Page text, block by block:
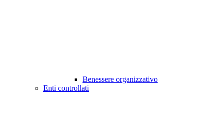
Benessere organizzativo
Enti controllati